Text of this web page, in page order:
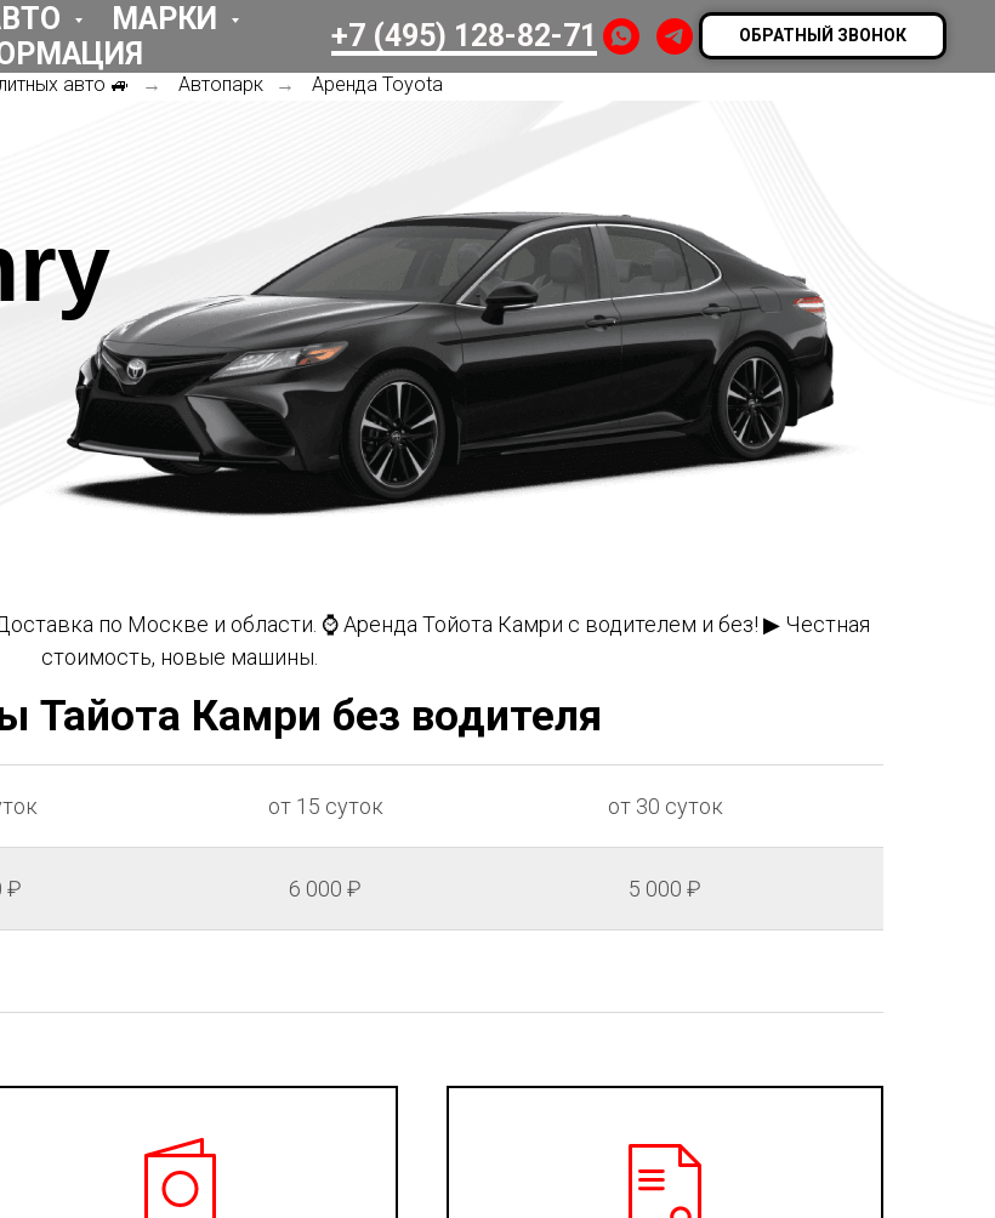
МАРКИ
+7 (495) 128-82-71 ОБРАТНЫЙ ЗВОНОК
авто 🚙 → Автопарк → Аренда Toyota
по Москве и области. ⌚ Аренда Тойота Камри с водителем и без! ▶ Честная
стоимость, новые машины.
Тайота Камри без водителя
от 15 суток от 30 суток
₽ 6 000 ₽ 5 000 ₽